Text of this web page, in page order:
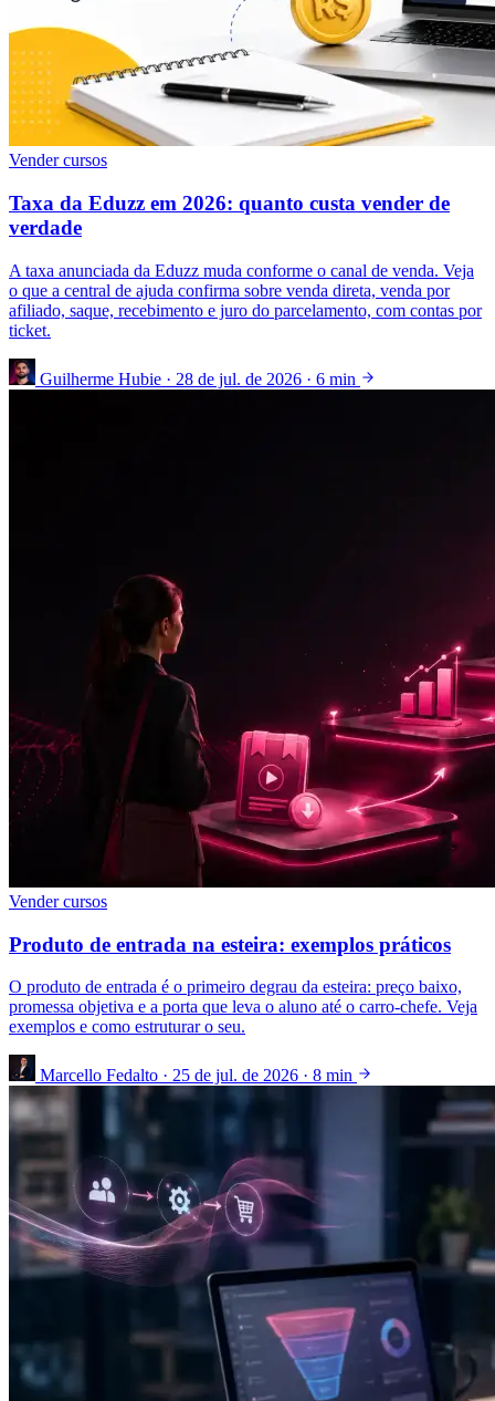
Vender cursos
Taxa da Eduzz em 2026: quanto custa vender de
verdade
A taxa anunciada da Eduzz muda conforme o canal de venda. Veja
o que a central de ajuda confirma sobre venda direta, venda por
afiliado, saque, recebimento e juro do parcelamento, com contas por
ticket.
Guilherme Hubie · 28 de jul. de 2026 · 6 min
Vender cursos
Produto de entrada na esteira: exemplos práticos
O produto de entrada é o primeiro degrau da esteira: preço baixo,
promessa objetiva e a porta que leva o aluno até o carro-chefe. Veja
exemplos e como estruturar o seu.
Marcello Fedalto · 25 de jul. de 2026 · 8 min